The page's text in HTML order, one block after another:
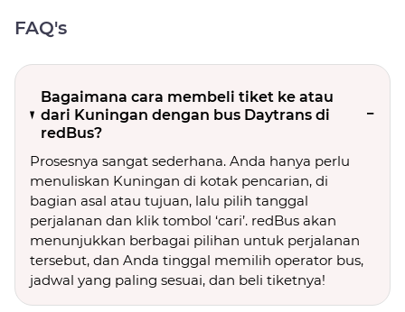
FAQ's
Bagaimana cara membeli tiket ke atau
dari Kuningan dengan bus Daytrans di
redBus?
Prosesnya sangat sederhana. Anda hanya perlu
menuliskan Kuningan di kotak pencarian, di
bagian asal atau tujuan, lalu pilih tanggal
perjalanan dan klik tombol ‘cari’. redBus akan
menunjukkan berbagai pilihan untuk perjalanan
tersebut, dan Anda tinggal memilih operator bus,
jadwal yang paling sesuai, dan beli tiketnya!